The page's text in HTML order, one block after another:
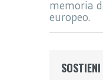
memoria
europeo.